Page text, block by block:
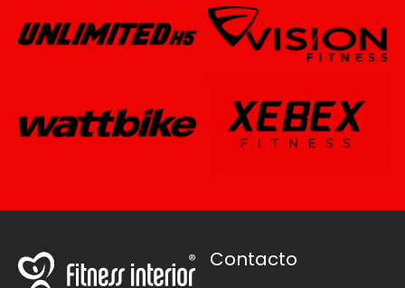
Contacto